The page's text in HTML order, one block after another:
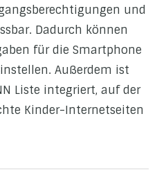
und
Dadurch können
für die Smartphone
Außerdem ist
Liste integriert, auf der
Kinder-Internetseiten